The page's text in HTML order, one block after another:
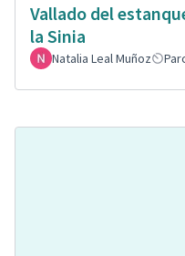
Vallado del
la Sinia
Natalia Leal Muñoz